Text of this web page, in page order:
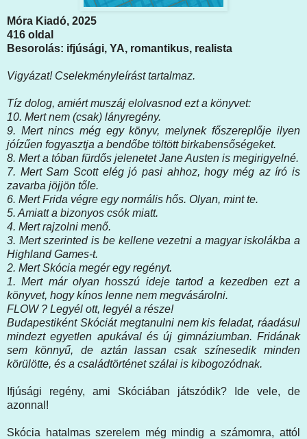
Móra Kiadó, 2025
416 oldal
Besorolás: ifjúsági, YA, romantikus, realista
Vigyázat! Cselekményleírást tartalmaz.
Tíz dolog, amiért muszáj elolvasnod ezt a könyvet:
10. Mert nem (csak) lányregény.
9. Mert nincs még egy könyv, melynek főszereplője ilyen
jóízűen fogyasztja a bendőbe töltött birkabensőségeket.
8. Mert a tóban fürdős jelenetet Jane Austen is megirigyelné.
7. Mert Sam Scott elég jó pasi ahhoz, hogy még az író is
zavarba jöjjön tőle.
6. Mert Frida végre egy normális hős. Olyan, mint te.
5. Amiatt a bizonyos csók miatt.
4. Mert rajzolni menő.
3. Mert szerinted is be kellene vezetni a magyar iskolákba a
Highland Games-t.
2. Mert Skócia megér egy regényt.
1. Mert már olyan hosszú ideje tartod a kezedben ezt a
könyvet, hogy kínos lenne nem megvásárolni.
FLOW ? Legyél ott, legyél a része!
Budapestiként Skóciát megtanulni nem kis feladat, ráadásul
mindezt egyetlen apukával és új gimnáziumban. Fridának
sem könnyű, de aztán lassan csak színesedik minden
körülötte, és a családtörténet szálai is kibogozódnak.
Ifjúsági regény, ami Skóciában játszódik? Ide vele, de
azonnal!
Skócia hatalmas szerelem még mindig a számomra, attól